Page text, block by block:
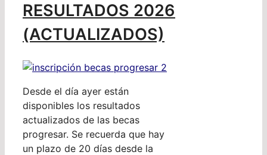
RESULTADOS 2026
(ACTUALIZADOS)
Desde el día ayer están
disponibles los resultados
actualizados de las becas
progresar. Se recuerda que hay
un plazo de 20 días desde la